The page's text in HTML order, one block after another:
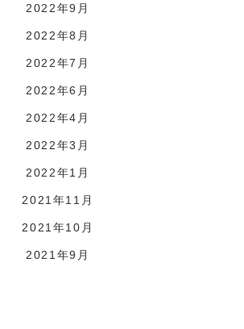
2022年9月
2022年8月
2022年7月
2022年6月
2022年4月
2022年3月
2022年1月
2021年11月
2021年10月
2021年9月